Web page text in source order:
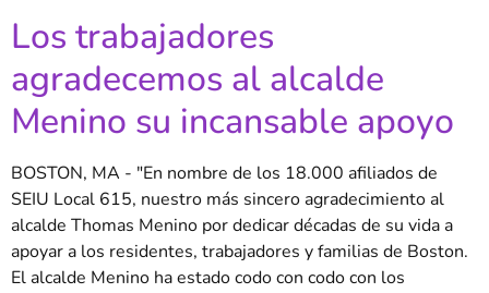
Los trabajadores
agradecemos al alcalde
Menino su incansable apoyo
BOSTON, MA - "En nombre de los 18.000 afiliados de
SEIU Local 615, nuestro más sincero agradecimiento al
alcalde Thomas Menino por dedicar décadas de su vida a
apoyar a los residentes, trabajadores y familias de Boston.
El alcalde Menino ha estado codo con codo con los